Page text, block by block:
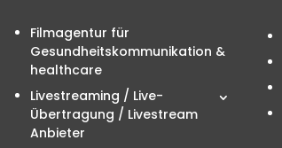
Filmagentur für
Gesundheitskommunikation &
healthcare
Livestreaming / Live-
Übertragung / Livestream
Anbieter